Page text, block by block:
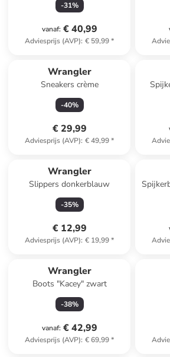
-31%
vanaf: € 40,99
Adviesprijs (AVP): € 59,99*
Wrangler
Sneakers crème
-40%
€ 29,99
Adviesprijs (AVP): € 49,99*
Wrangler
Slippers donkerblauw
-35%
€ 12,99
Adviesprijs (AVP): € 19,99*
Wrangler
Boots "Kacey" zwart
-38%
vanaf: € 42,99
Adviesprijs (AVP): € 69,99*